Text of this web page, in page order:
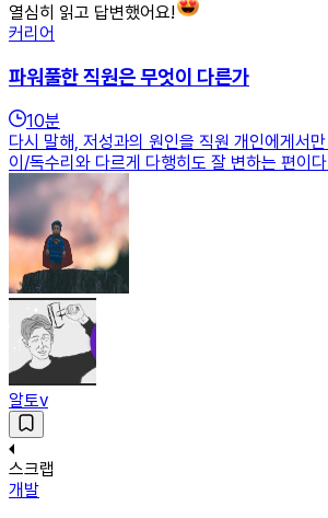
열심히 읽고 답변했어요!
커리어
파워풀한 직원은 무엇이 다른가
10분
다시 말해, 저성과의 원인을 직원 개인에게서
이/독수리와 다르게 다행히도 잘 변하는 편이
알토v
스크랩
개발